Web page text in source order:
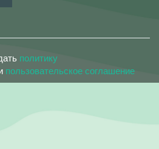
политику
пользовательское соглашение